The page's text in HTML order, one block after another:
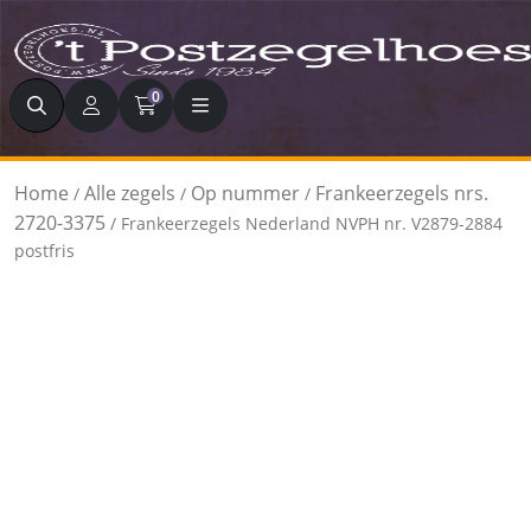
Zoeken 0
Home / Alle zegels / Op nummer / Frankeerzegels nrs.
2720-3375 / Frankeerzegels Nederland NVPH nr. V2879-2884
postfris